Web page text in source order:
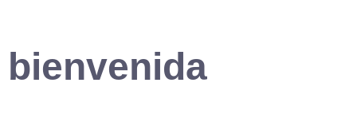
bienvenida